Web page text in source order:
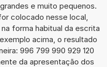
e muito pequenos.
colocado nesse local,
forma habitual da escrita
acima, o resultado
996 799 990 929 120
da apresentação dos